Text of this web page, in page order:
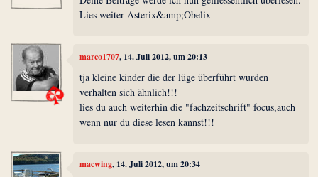
Lies weiter Asterix&amp;Obelix
marco1707, 14. Juli 2012, um 20:13
tja kleine kinder die der lüge überführt wurden
verhalten sich ähnlich!!!
lies du auch weiterhin die "fachzeitschrift" focus,auch
wenn nur du diese lesen kannst!!!
macwing, 14. Juli 2012, um 20:34